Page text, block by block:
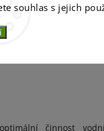
souhlas s jejich
činnost